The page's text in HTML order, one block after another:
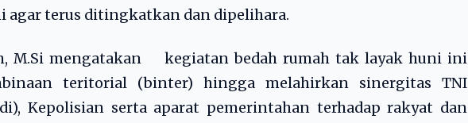
terus ditingkatkan dan dipelihara.
M.Si mengatakan kegiatan bedah rumah tak layak huni ini
teritorial (binter) hingga melahirkan sinergitas TNI
Kepolisian serta aparat pemerintahan terhadap rakyat dan